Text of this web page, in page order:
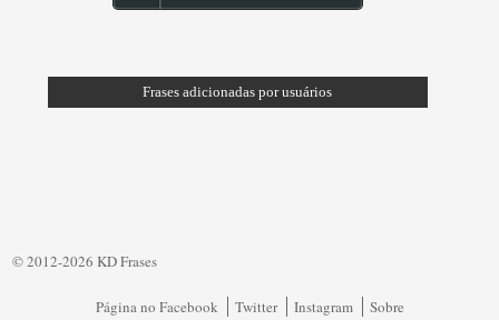
Frases adicionadas por usuários
© 2012-2026 KD Frases
Página no Facebook Twitter Instagram Sobre